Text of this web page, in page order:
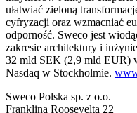
ułatwiać zieloną
cyfryzacji oraz wzmacniać
odporność. Sweco jest
zakresie architektury i
32 mld SEK (2,9 mld EUR)
Nasdaq w Stockholmie.
Sweco Polska sp. z o.o.
Franklina Roosevelta 22